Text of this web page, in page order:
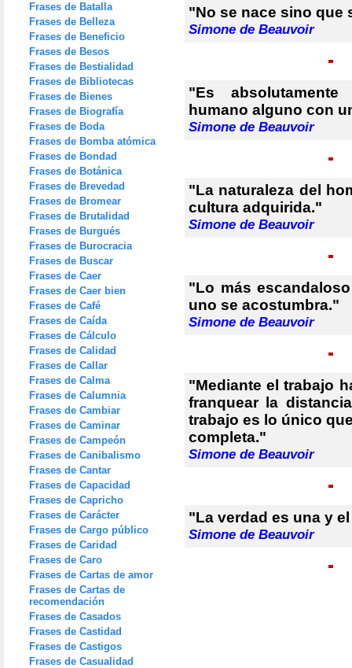
Frases de Batalla
Frases de Belleza
Frases de Beneficio
Frases de Besos
Frases de Bestialidad
Frases de Bibliotecas
Frases de Bienes
Frases de Biografía
Frases de Boda
Frases de Bomba atómica
Frases de Bondad
Frases de Botánica
Frases de Brevedad
Frases de Bromear
Frases de Brutalidad
Frases de Burgués
Frases de Burocracia
Frases de Buscar
Frases de Caer
Frases de Caer bien
Frases de Café
Frases de Caída
Frases de Cálculo
Frases de Calidad
Frases de Callar
Frases de Calma
Frases de Calumnia
Frases de Cambiar
Frases de Caminar
Frases de Campeón
Frases de Canibalismo
Frases de Cantar
Frases de Capacidad
Frases de Capricho
Frases de Carácter
Frases de Cargo público
Frases de Caridad
Frases de Caro
Frases de Cartas de amor
Frases de Cartas de
recomendación
Frases de Casados
Frases de Castidad
Frases de Castigos
Frases de Casualidad
"No se nace sino que
Simone de Beauvoir
"Es
humano alguno con
Simone de Beauvoir
"La naturaleza del
cultura adquirida."
Simone de Beauvoir
"Lo más
uno se acostumbra."
Simone de Beauvoir
"Mediante el trabajo
franquear la
trabajo es lo único
completa."
Simone de Beauvoir
"La verdad es una y
Simone de Beauvoir